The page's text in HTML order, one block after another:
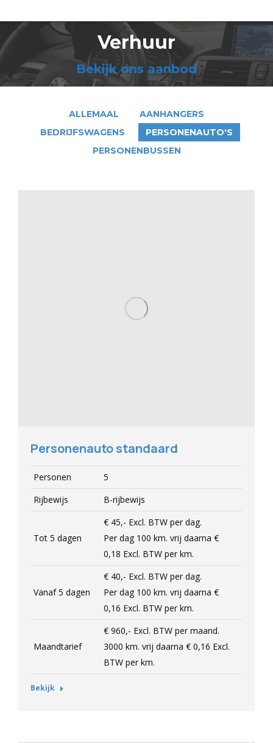
Verhuur
Bekijk ons aanbod
ALLEMAAL
AANHANGERS
BEDRIJFSWAGENS
PERSONENAUTO'S
PERSONENBUSSEN
Personenauto standaard
Personen
5
Rijbewijs
B-rijbewijs
Tot 5 dagen
€ 45,- Excl. BTW per dag.
Per dag 100 km. vrij daarna €
0,18 Excl. BTW per km.
Vanaf 5 dagen
€ 40,- Excl. BTW per dag.
Per dag 100 km. vrij daarna €
0,16 Excl. BTW per km.
Maandtarief
€ 960,- Excl. BTW per maand.
3000 km. vrij daarna € 0,16 Excl.
BTW per km.
Bekijk